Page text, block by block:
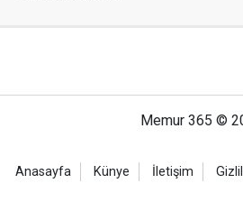
Memur 365 ©
Anasayfa Künye İletişim